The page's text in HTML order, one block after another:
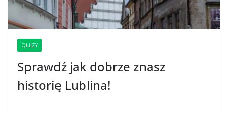
QUIZY
Sprawdź jak dobrze znasz
historię Lublina!